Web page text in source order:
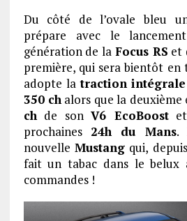
Du côté de l’ovale bleu
prépare avec le
génération de la Focus RS et
première, qui sera bientôt en
adopte latraction intégrale
350 ch alors que la
chde sonV6 EcoBoostet
prochaines 24h du Mans.
nouvelle Mustang qui,
fait un tabac dans le belux
commandes !